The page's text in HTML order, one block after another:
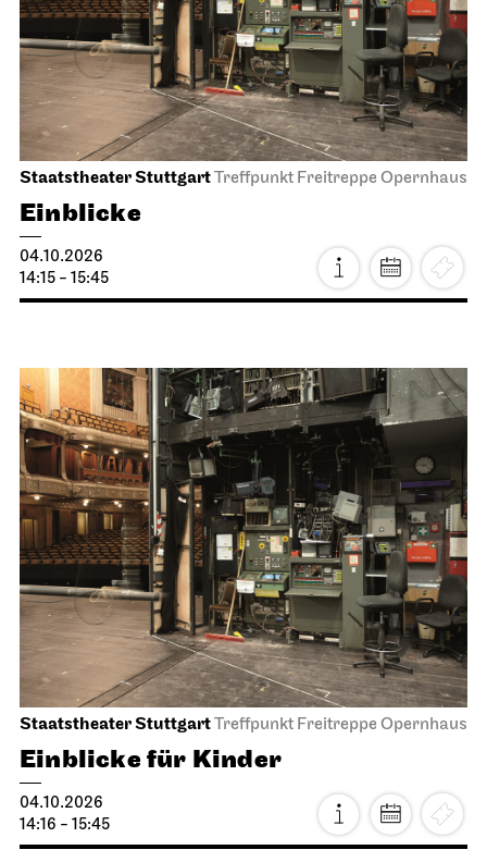
Staatstheater StuttgartTreffpunkt Freitreppe Opernhaus
Einblicke
04.10.2026
14:15 - 15:45
Staatstheater StuttgartTreffpunkt Freitreppe Opernhaus
Einblicke für Kinder
04.10.2026
14:16 - 15:45